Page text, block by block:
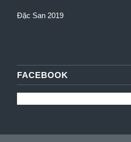
Đặc San 2019
FACEBOOK